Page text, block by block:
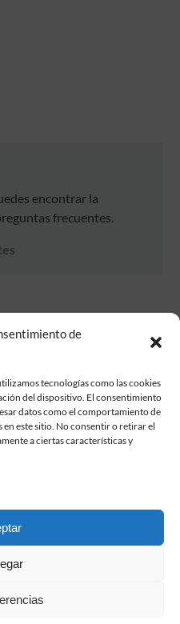
de
tecnologías como las cookies
del dispositivo. El consentimiento
datos como el comportamiento de
este sitio. No consentir o retirar el
a ciertas características y
encontrar la
frecuentes.
Estudios Clásicos
Madrid, 28006.
© Fundación Pastor. Sitio web
contratación
legal